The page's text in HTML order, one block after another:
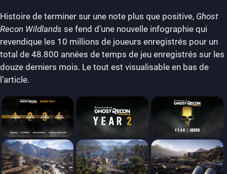
Histoire de terminer sur une note plus que positive, Ghost
Recon Wildlands se fend d’une nouvelle infographie qui
revendique les 10 millions de joueurs enregistrés pour un
total de 48.800 années de temps de jeu enregistrés sur les
douze derniers mois. Le tout est visualisable en bas de
l’article.